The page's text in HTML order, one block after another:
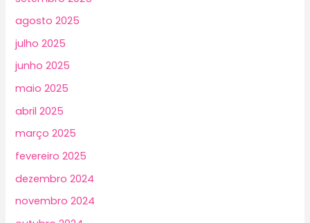
agosto 2025
julho 2025
junho 2025
maio 2025
abril 2025
março 2025
fevereiro 2025
dezembro 2024
novembro 2024